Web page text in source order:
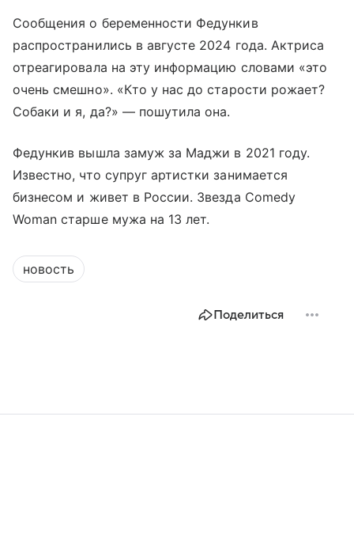
Сообщения о беременности Федункив
распространились в августе 2024 года. Актриса
отреагировала на эту информацию словами «это
очень смешно». «Кто у нас до старости рожает?
Собаки и я, да?» — пошутила она.
Федункив вышла замуж за Маджи в 2021 году.
Известно, что супруг артистки занимается
бизнесом и живет в России. Звезда Comedy
Woman старше мужа на 13 лет.
новость
Поделиться